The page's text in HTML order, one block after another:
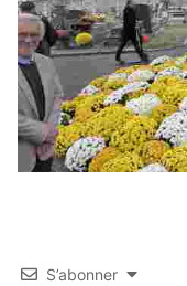
S’abonner